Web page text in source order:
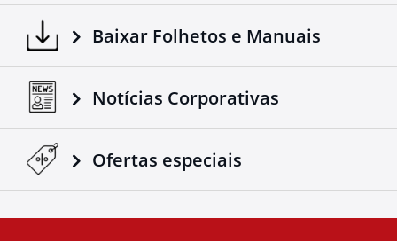
Baixar Folhetos e Manuais
Notícias Corporativas
Ofertas especiais